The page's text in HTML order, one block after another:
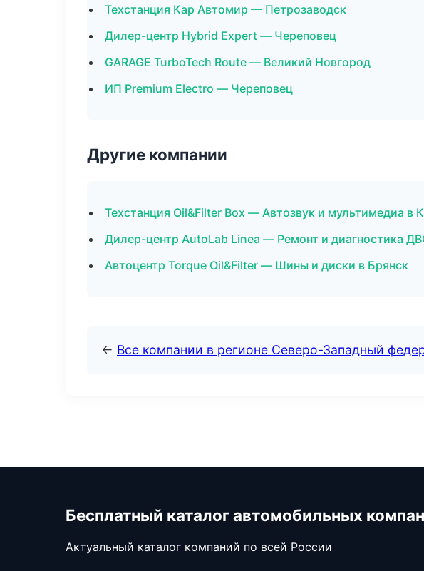
Техстанция Кар Автомир — Петрозаводск
Дилер-центр Hybrid Expert — Череповец
GARAGE TurboTech Route — Великий Новгород
ИП Premium Electro — Череповец
Другие компании
Техстанция Oil&Filter Box — Автозвук и мультимедиа в
Дилер-центр AutoLab Linea — Ремонт и диагностика
Автоцентр Torque Oil&Filter — Шины и диски в Брянск
← Все компании в регионе Северо-Западный
Бесплатный каталог автомобильных
Актуальный каталог компаний по всей России